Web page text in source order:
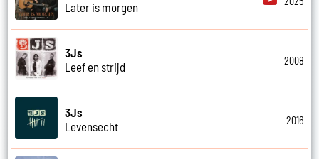
Later is morgen
3Js
Leef en strijd
2008
3Js
Levensecht
2016